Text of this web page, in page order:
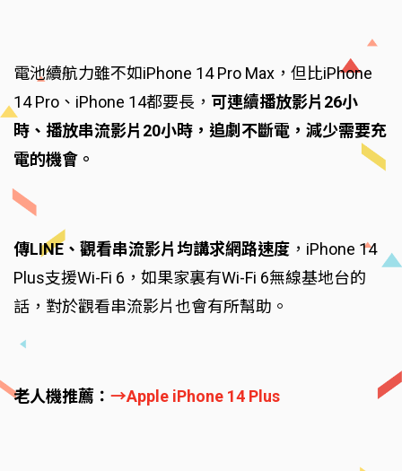
電池續航力雖不如iPhone 14 Pro Max，但比iPhone
14 Pro、iPhone 14都要長， 可連續播放影片26小
時、播放串流影片20小時，追劇不斷電，減少需要充
電的機會。
傳LINE、觀看串流影片均講求網路速度 ，iPhone 14
Plus支援Wi-Fi 6，如果家裏有Wi-Fi 6無線基地台的
話，對於觀看串流影片也會有所幫助。
老人機推薦： →Apple iPhone 14 Plus